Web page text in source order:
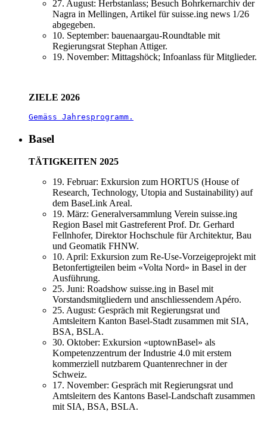
27. August: Herbstanlass; Besuch Bohrkernarchiv der
Nagra in Mellingen, Artikel für suisse.ing news 1/26
abgegeben.
10. September: bauenaargau-Roundtable mit
Regierungsrat Stephan Attiger.
19. November: Mittagshöck; Infoanlass für Mitglieder.
ZIELE 2026
Gemäss Jahresprogramm.
Basel
TÄTIGKEITEN 2025
19. Februar: Exkursion zum HORTUS (House of
Research, Technology, Utopia and Sustainability) auf
dem BaseLink Areal.
19. März: Generalversammlung Verein suisse.ing
Region Basel mit Gastreferent Prof. Dr. Gerhard
Fellnhofer, Direktor Hochschule für Architektur, Bau
und Geomatik FHNW.
10. April: Exkursion zum Re-Use-Vorzeigeprojekt mit
Betonfertigteilen beim «Volta Nord» in Basel in der
Ausführung.
25. Juni: Roadshow suisse.ing in Basel mit
Vorstandsmitgliedern und anschliessendem Apéro.
25. August: Gespräch mit Regierungsrat und
Amtsleitern Kanton Basel-Stadt zusammen mit SIA,
BSA, BSLA.
30. Oktober: Exkursion «uptownBasel» als
Kompetenzzentrum der Industrie 4.0 mit erstem
kommerziell nutzbarem Quantenrechner in der
Schweiz.
17. November: Gespräch mit Regierungsrat und
Amtsleitern des Kantons Basel-Landschaft zusammen
mit SIA, BSA, BSLA.